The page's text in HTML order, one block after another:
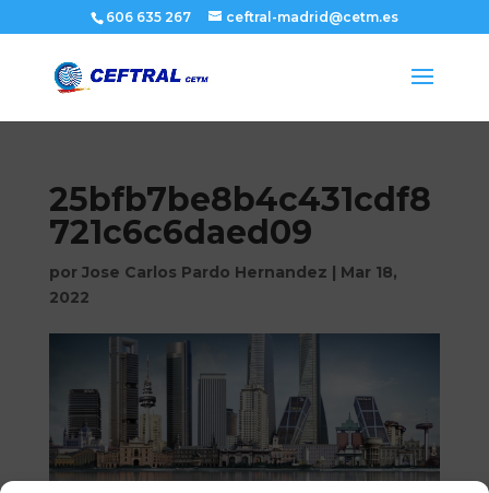
606 635 267 ceftral-madrid@cetm.es
25bfb7be8b4c431cdf8
721c6c6daed09
por Jose Carlos Pardo Hernandez | Mar 18,
2022